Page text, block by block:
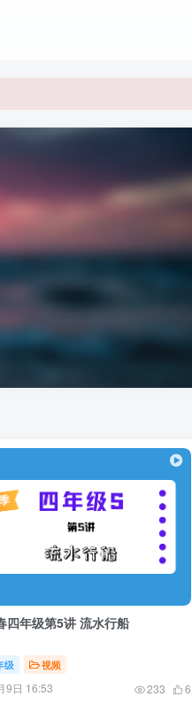
四年级第5讲 流水行船
级 视频
9日 16:53 233 6